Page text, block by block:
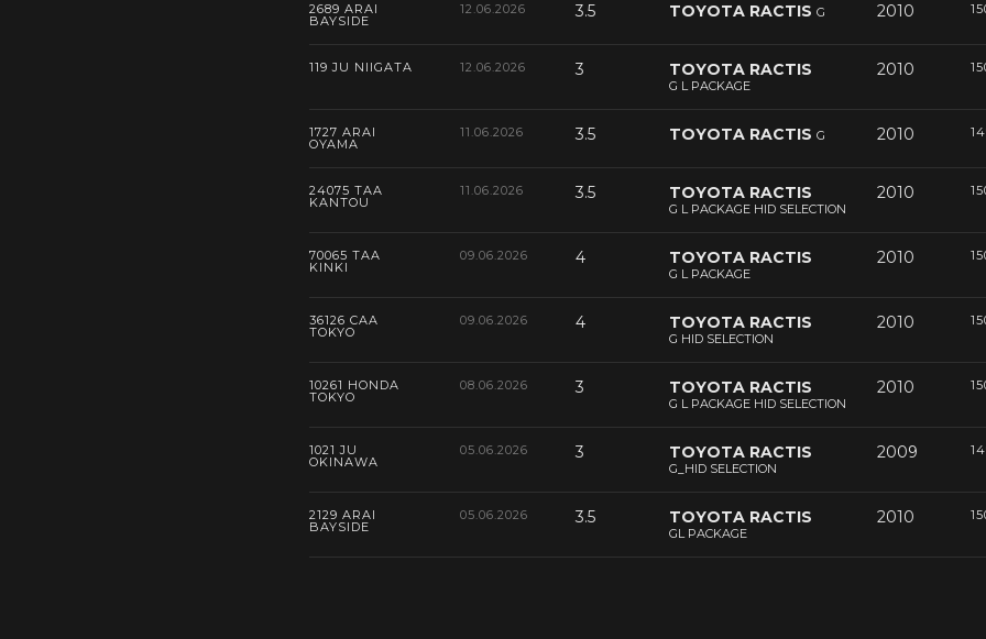
2689 ARAI
BAYSIDE
12.06.2026 3.5 TOYOTA RACTISG 2010
119 JU NIIGATA 12.06.2026 3 TOYOTA RACTIS
G L PACKAGE
2010
1727 ARAI
OYAMA
11.06.2026 3.5 TOYOTA RACTISG 2010
24075 TAA
KANTOU
11.06.2026 3.5 TOYOTA RACTIS
G L PACKAGE HID SELECTION
2010
70065 TAA
KINKI
09.06.2026 4 TOYOTA RACTIS
G L PACKAGE
2010
36126 CAA
TOKYO
09.06.2026 4 TOYOTA RACTIS
G HID SELECTION
2010
10261 HONDA
TOKYO
08.06.2026 3 TOYOTA RACTIS
G L PACKAGE HID SELECTION
2010
1021 JU
OKINAWA
05.06.2026 3 TOYOTA RACTIS
G_HID SELECTION
2009
2129 ARAI
BAYSIDE
05.06.2026 3.5 TOYOTA RACTIS
GL PACKAGE
2010